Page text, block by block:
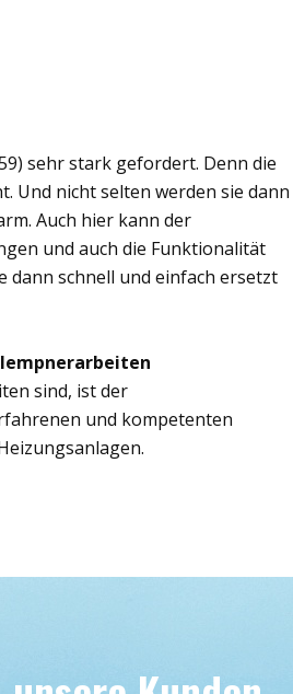
sehr stark gefordert. Denn die
Und nicht selten werden sie dann
Auch hier kann der
und auch die Funktionalität
schnell und einfach ersetzt
sind, ist der
und kompetenten